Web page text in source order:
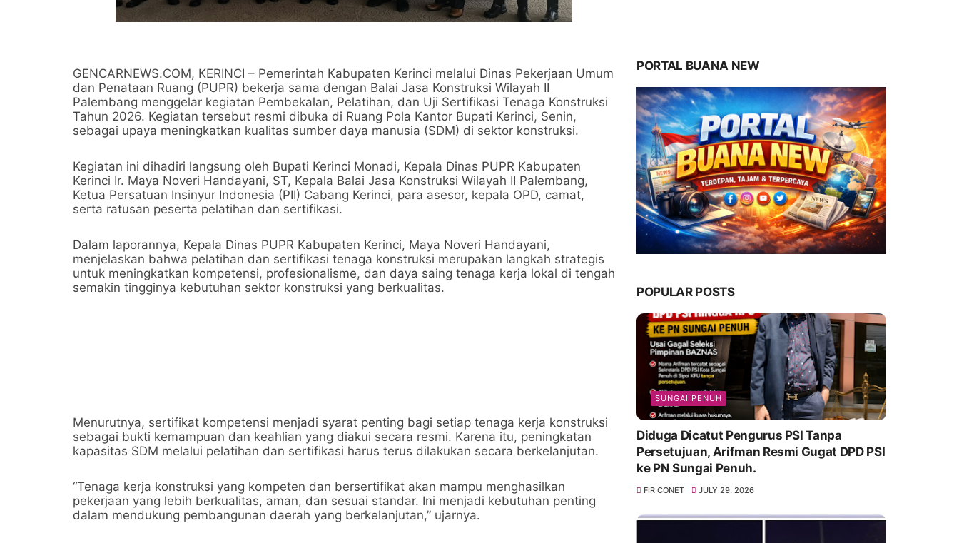
GENCARNEWS.COM, KERINCI – Pemerintah Kabupaten Kerinci melalui Dinas Pekerjaan Umum
dan Penataan Ruang (PUPR) bekerja sama dengan Balai Jasa Konstruksi Wilayah II
Palembang menggelar kegiatan Pembekalan, Pelatihan, dan Uji Sertifikasi Tenaga Konstruksi
Tahun 2026. Kegiatan tersebut resmi dibuka di Ruang Pola Kantor Bupati Kerinci, Senin,
sebagai upaya meningkatkan kualitas sumber daya manusia (SDM) di sektor konstruksi.
Kegiatan ini dihadiri langsung oleh Bupati Kerinci Monadi, Kepala Dinas PUPR Kabupaten
Kerinci Ir. Maya Noveri Handayani, ST, Kepala Balai Jasa Konstruksi Wilayah II Palembang,
Ketua Persatuan Insinyur Indonesia (PII) Cabang Kerinci, para asesor, kepala OPD, camat,
serta ratusan peserta pelatihan dan sertifikasi.
Dalam laporannya, Kepala Dinas PUPR Kabupaten Kerinci, Maya Noveri Handayani,
menjelaskan bahwa pelatihan dan sertifikasi tenaga konstruksi merupakan langkah strategis
untuk meningkatkan kompetensi, profesionalisme, dan daya saing tenaga kerja lokal di tengah
semakin tingginya kebutuhan sektor konstruksi yang berkualitas.
Menurutnya, sertifikat kompetensi menjadi syarat penting bagi setiap tenaga kerja konstruksi
sebagai bukti kemampuan dan keahlian yang diakui secara resmi. Karena itu, peningkatan
kapasitas SDM melalui pelatihan dan sertifikasi harus terus dilakukan secara berkelanjutan.
“Tenaga kerja konstruksi yang kompeten dan bersertifikat akan mampu menghasilkan
pekerjaan yang lebih berkualitas, aman, dan sesuai standar. Ini menjadi kebutuhan penting
dalam mendukung pembangunan daerah yang berkelanjutan,” ujarnya.
PORTAL BUANA NEW
POPULAR POSTS
SUNGAI PENUH
Diduga Dicatut Pengurus PSI Tanpa
Persetujuan, Arifman Resmi Gugat DPD PSI
ke PN Sungai Penuh.
FIR CONET JULY 29, 2026